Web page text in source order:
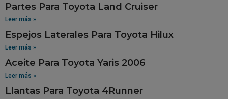
Partes Para Toyota Land Cruiser
Leer más »
Espejos Laterales Para Toyota Hilux
Leer más »
Aceite Para Toyota Yaris 2006
Leer más »
Llantas Para Toyota 4Runner